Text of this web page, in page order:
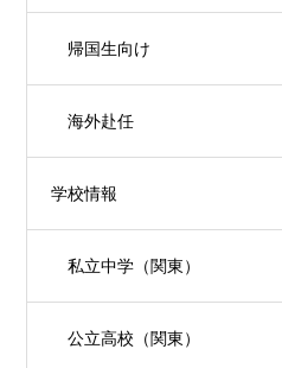
帰国生向け
海外赴任
学校情報
私立中学（関東）
公立高校（関東）